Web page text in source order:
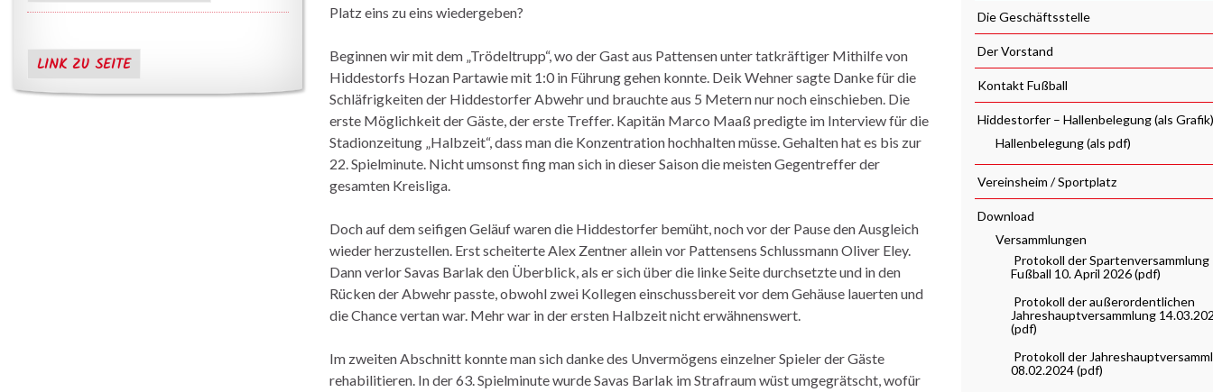
LINK ZU SEITE
Platz eins zu eins wiedergeben?
Beginnen wir mit dem „Trödeltrupp“, wo der Gast aus Pattensen unter tatkräftiger Mithilfe von
Hiddestorfs Hozan Partawie mit 1:0 in Führung gehen konnte. Deik Wehner sagte Danke für die
Schläfrigkeiten der Hiddestorfer Abwehr und brauchte aus 5 Metern nur noch einschieben. Die
erste Möglichkeit der Gäste, der erste Treffer. Kapitän Marco Maaß predigte im Interview für die
Stadionzeitung „Halbzeit“, dass man die Konzentration hochhalten müsse. Gehalten hat es bis zur
22. Spielminute. Nicht umsonst fing man sich in dieser Saison die meisten Gegentreffer der
gesamten Kreisliga.
Doch auf dem seifigen Geläuf waren die Hiddestorfer bemüht, noch vor der Pause den Ausgleich
wieder herzustellen. Erst scheiterte Alex Zentner allein vor Pattensens Schlussmann Oliver Eley.
Dann verlor Savas Barlak den Überblick, als er sich über die linke Seite durchsetzte und in den
Rücken der Abwehr passte, obwohl zwei Kollegen einschussbereit vor dem Gehäuse lauerten und
die Chance vertan war. Mehr war in der ersten Halbzeit nicht erwähnenswert.
Im zweiten Abschnitt konnte man sich danke des Unvermögens einzelner Spieler der Gäste
rehabilitieren. In der 63. Spielminute wurde Savas Barlak im Strafraum wüst umgegrätscht, wofür
Die Geschäftsstelle
Der Vorstand
Kontakt Fußball
Hiddestorfer – Hallenbelegung (als Grafik)
Hallenbelegung (als pdf)
Vereinsheim / Sportplatz
Download
Versammlungen
Protokoll der Spartenversammlung
Fußball 10. April 2026 (pdf)
Protokoll der außerordentlichen
Jahreshauptversammlung
(pdf)
Protokoll der
08.02.2024 (pdf)